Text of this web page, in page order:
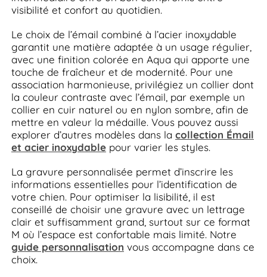
visibilité et confort au quotidien.
Le choix de l’émail combiné à l’acier inoxydable
garantit une matière adaptée à un usage régulier,
avec une finition colorée en Aqua qui apporte une
touche de fraîcheur et de modernité. Pour une
association harmonieuse, privilégiez un collier dont
la couleur contraste avec l’émail, par exemple un
collier en cuir naturel ou en nylon sombre, afin de
mettre en valeur la médaille. Vous pouvez aussi
explorer d’autres modèles dans la collection Émail
et acier inoxydablepour varier les styles.
La gravure personnalisée permet d’inscrire les
informations essentielles pour l’identification de
votre chien. Pour optimiser la lisibilité, il est
conseillé de choisir une gravure avec un lettrage
clair et suffisamment grand, surtout sur ce format
M où l’espace est confortable mais limité. Notre
guide personnalisation vous accompagne dans ce
choix.